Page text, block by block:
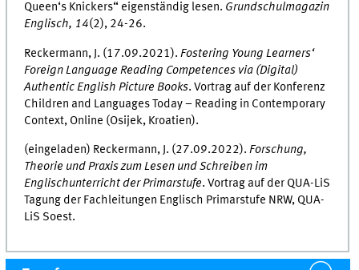
Queen‘s Knickers“ eigenständig lesen. Grundschulmagazin
Englisch, 14(2), 24-26.
Reckermann, J. (17.09.2021).Fostering Young Learners‘
Foreign Language Reading Competences via (Digital)
Authentic English Picture Books. Vortrag auf der Konferenz
Children and Languages Today – Reading in Contemporary
Context, Online (Osijek, Kroatien).
(eingeladen) Reckermann, J. (27.09.2022).Forschung,
Theorie und Praxis zum Lesen und Schreiben im
Englischunterricht der Primarstufe. Vortrag auf der QUA-LiS
Tagung der Fachleitungen Englisch Primarstufe NRW, QUA-
LiS Soest.